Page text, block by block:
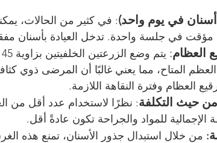
في يوم واحد): في كثير من الحالات،
في جلسة واحدة. تدخل العيادة بأسنان
العظام:
المتاح، مما يعني غالبًا أن المرضى ذوي
العظام وفترة النقاهة اللازمة.
حيث التكلفة: نظرًا لاستخدام عدد أقل من
الإجمالية للمواد والجراحة تكون عادةً أقل.
: من خلال استبدال جذور الأسنان، تمنع هذه